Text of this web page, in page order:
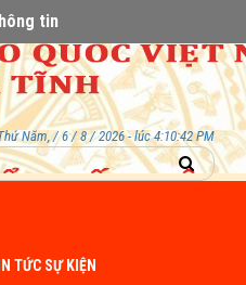
tin
Năm, / 6 / 8 / 2026 - lúc 4:10:43 PM
TỨC SỰ KIỆN